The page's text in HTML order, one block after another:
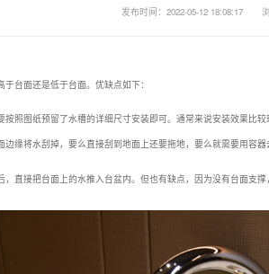
发布时间：2022-05-12 18:08:17
台面还是低于台面。优缺点如下：
按照图纸预留了水槽的详细尺寸安装即可。通常来说安装效果比
缘将水刮掉，要么直接刮到地面上还要拖地，要么就需要用容器
直接把台面上的水推入台盆内。但也有缺点，因为没有台面支